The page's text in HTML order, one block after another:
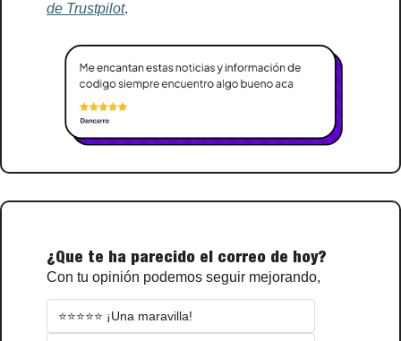
de Trustpilot.
¿Que te ha parecido el correo de hoy?
Con tu opinión podemos seguir mejorando,
⭐⭐⭐⭐⭐ ¡Una maravilla!